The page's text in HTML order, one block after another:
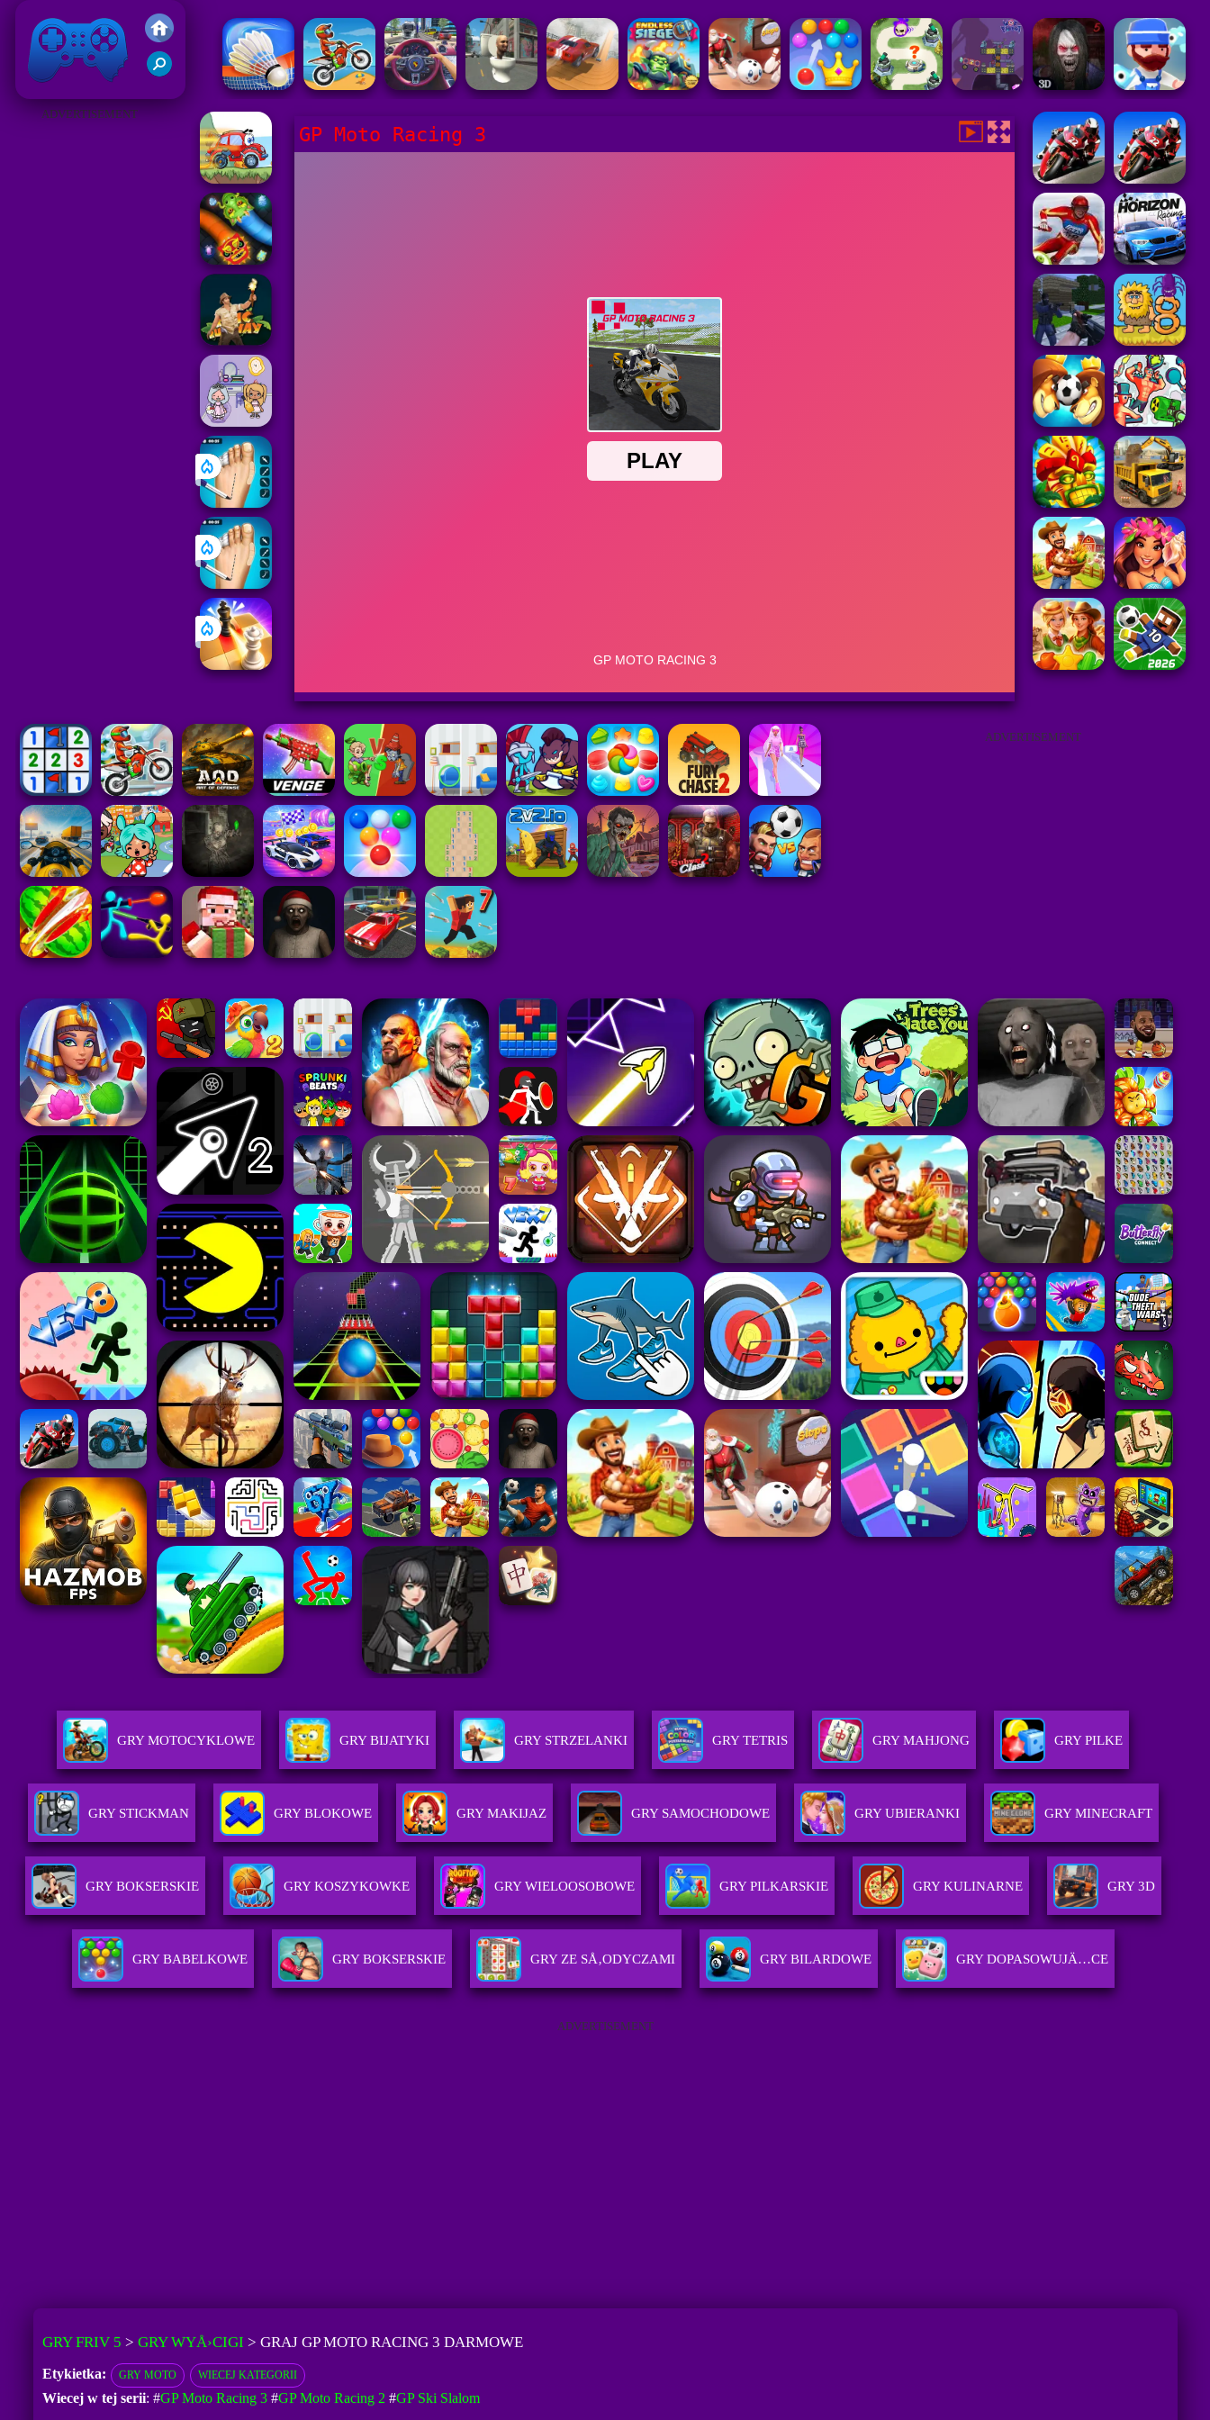
Gry Friv 5
ADVERTISEMENT
GP Moto Racing 3
ADVERTISEMENT
GRY MOTOCYKLOWE GRY BIJATYKI GRY STRZELANKI GRY TETRIS GRY MAHJONG GRY PILKE
GRY STICKMAN GRY BLOKOWE GRY MAKIJAZ GRY SAMOCHODOWE GRY UBIERANKI GRY MINECRAFT
GRY BOKSERSKIE GRY KOSZYKOWKE GRY WIELOOSOBOWE GRY PILKARSKIE GRY KULINARNE GRY 3D
GRY BABELKOWE GRY BOKSERSKIE GRY ZE SÅ‚ODYCZAMI GRY BILARDOWE GRY DOPASOWUJÄ…CE
ADVERTISEMENT
GRY FRIV 5 > GRY WYÅ›CIGI > GRAJ GP MOTO RACING 3 DARMOWE
Etykietka: GRY MOTO WIECEJ KATEGORII
Wiecej w tej serii: #GP Moto Racing 3#GP Moto Racing 2 #GP Ski Slalom